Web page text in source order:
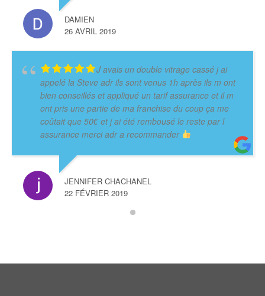
DAMIEN
26 AVRIL 2019
J avais un double vitrage cassé j ai
appelé la Steve adr ils sont venus 1h après ils m ont
bien conseillés et appliqué un tarif assurance et il m
ont pris une partie de ma franchise du coup ça me
coûtait que 50€ et j ai été rembousé le reste par l
assurance merci adr a recommander
JENNIFER CHACHANEL
22 FÉVRIER 2019